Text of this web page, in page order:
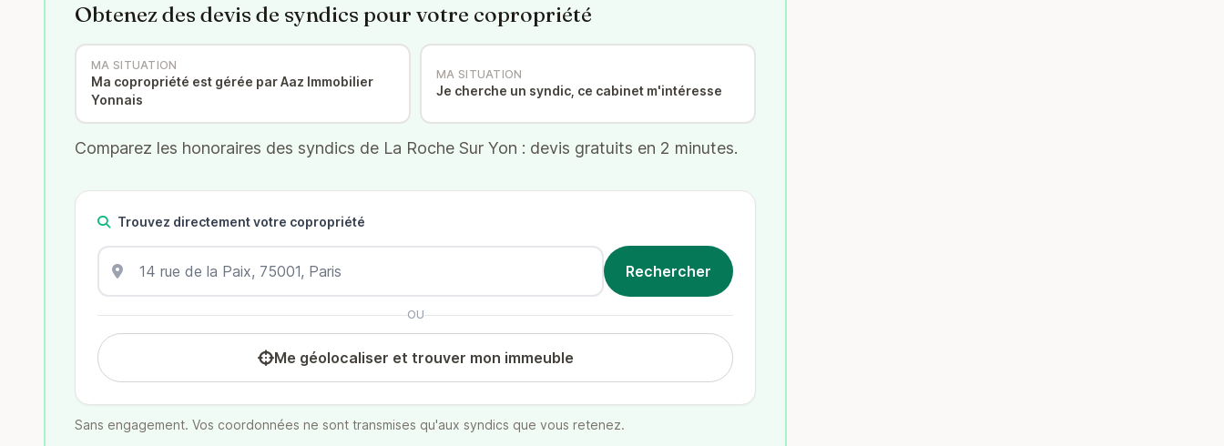
Obtenez des devis de syndics pour votre copropriété
MA SITUATION
Ma copropriété est gérée par Aaz Immobilier
Yonnais
MA SITUATION
Je cherche un syndic, ce cabinet m'intéresse
Comparez les honoraires des syndics de La Roche Sur Yon : devis gratuits en 2 minutes.
Trouvez directement votre copropriété
OU
Me géolocaliser et trouver mon immeuble
Sans engagement. Vos coordonnées ne sont transmises qu'aux syndics que vous retenez.